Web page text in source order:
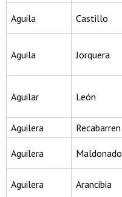
Aguila Castillo
Aguila Jorquera
Aguilar León
Aguilera
Recabarren
Aguilera Maldonado
Aguilera Arancibia